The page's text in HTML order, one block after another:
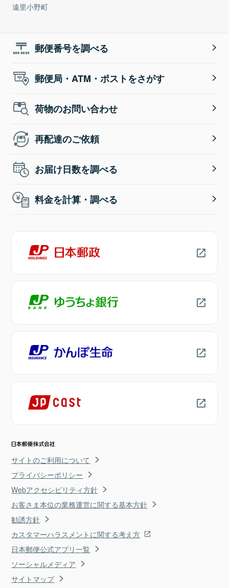
遠里小野町
郵便番号を調べる
郵便局・ATM・ポストをさがす
荷物のお問い合わせ
再配達のご依頼
お届け日数を調べる
料金を計算・調べる
サイトのご利用について
プライバシーポリシー
Webアクセシビリティ方針
お客さま本位の業務運営に関する基本方針
勧誘方針
カスタマーハラスメントに関する考え方
日本郵便公式アプリ一覧
ソーシャルメディア
サイトマップ